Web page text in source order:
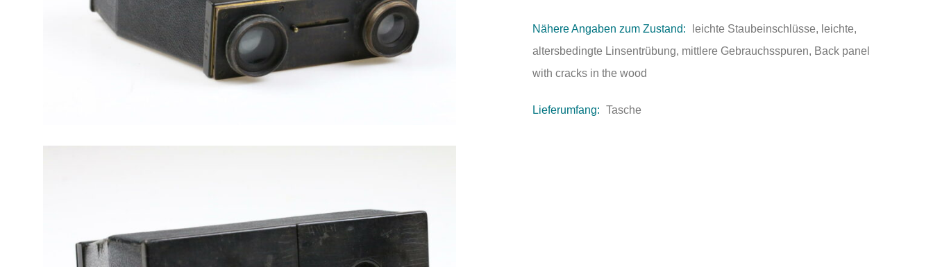
Nähere Angaben zum Zustand:
leichte Staubeinschlüsse, leichte,
altersbedingte Linsentrübung, mittlere Gebrauchsspuren, Back panel
with cracks in the wood
Lieferumfang: Tasche